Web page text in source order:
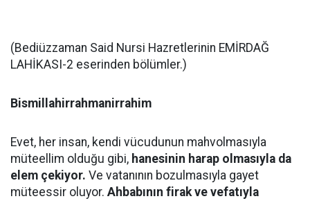
(Bediüzzaman Said Nursi Hazretlerinin EMİRDAĞ
LAHİKASI-2 eserinden bölümler.)
Bismillahirrahmanirrahim
Evet, her insan, kendi vücudunun mahvolmasıyla
müteellim olduğu gibi, hanesinin harap olmasıyla da
elem çekiyor. Ve vatanının bozulmasıyla gayet
müteessir oluyor. Ahbabının firak ve vefatıyla